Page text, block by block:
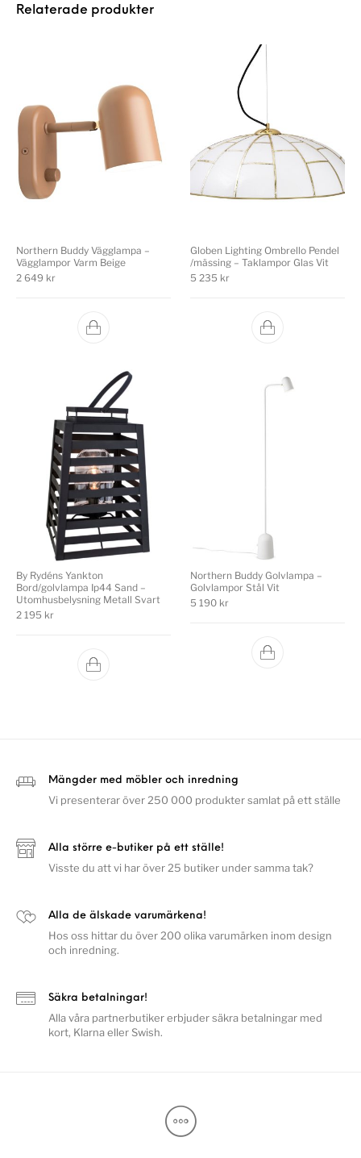
Relaterade produkter
Northern Buddy Vägglampa –
Vägglampor Varm Beige
2 649 kr
Globen Lighting Ombrello Pendel
/mässing – Taklampor Glas Vit
5 235 kr
By Rydéns Yankton
Bord/golvlampa Ip44 Sand –
Utomhusbelysning Metall Svart
2 195 kr
Northern Buddy Golvlampa –
Golvlampor Stål Vit
5 190 kr
Mängder med möbler och inredning
Vi presenterar över 250 000 produkter samlat på ett ställe
Alla större e-butiker på ett ställe!
Visste du att vi har över 25 butiker under samma tak?
Alla de älskade varumärkena!
Hos oss hittar du över 200 olika varumärken inom design
och inredning.
Säkra betalningar!
Alla våra partnerbutiker erbjuder säkra betalningar med
kort, Klarna eller Swish.